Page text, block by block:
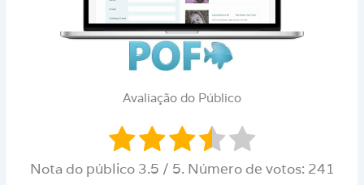
Avaliação do Público
Nota do público 3.5 / 5. Número de votos: 241